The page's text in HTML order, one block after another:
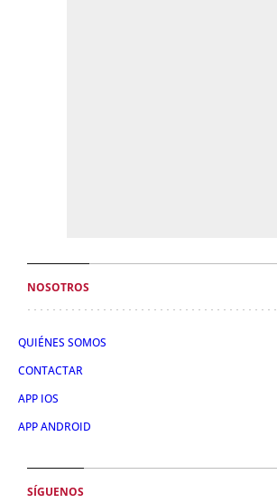
NOSOTROS
QUIÉNES SOMOS
CONTACTAR
APP IOS
APP ANDROID
SÍGUENOS